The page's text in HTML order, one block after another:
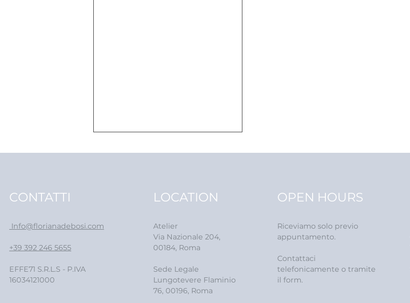
Come nasce un capo
sartoriale nel nostro
CONTATTI
Info@florianadebosi.com
+39 392 246 5655
EFFE71 S.R.L.S - P.IVA
16034121000
LOCATION
Atelier
Via Nazionale 204,
00184, Roma
Sede Legale
Lungotevere Flaminio
76, 00196, Roma
OPEN HOURS
Riceviamo solo previo
appuntamento.
Contattaci
telefonicamente o tramite
il form.